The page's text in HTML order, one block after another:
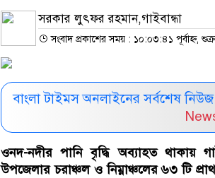
সরকার লুৎফর রহমান,গাইবান্ধা
সংবাদ প্রকাশের সময় : ১০:০৩:৪১ পূর্বাহ্ন,
বাংলা টাইমস অনলাইনের সর্বশেষ
ওনদ-নদীর পানি বৃদ্ধি অব্যাহত থাকায়
উপজেলার চরাঞ্চল ও নিম্নাঞ্চলের ৬৩ টি